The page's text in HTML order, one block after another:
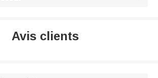
Avis clients